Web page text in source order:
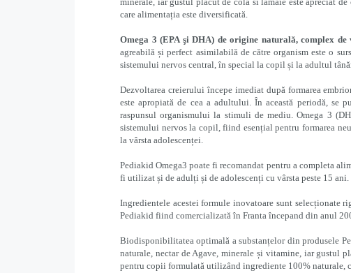
care alimentația este diversificată.
Omega 3 (EPA şi DHA) de origine naturală, complex
agreabilă și perfect asimilabilă de către organism este o
sistemului nervos central, în special la copil și la adultul
Dezvoltarea creierului începe imediat după formarea
este apropiată de cea a adultului. În această periodă, se
raspunsul organismului la stimuli de mediu. Omega 3
sistemului nervos la copil, fiind esențial pentru formarea
la vârsta adolescenței.
Pediakid Omega3 poate fi recomandat pentru a completa
fi utilizat și de adulți și de adolescenți cu vârsta peste 15 ani.
Ingredientele acestei formule inovatoare sunt selecționate
Pediakid fiind comercializată în Franta începand din anul
Biodisponibilitatea optimală a substanțelor din produsele
naturale, nectar de Agave, minerale și vitamine, iar gustul
pentru copii formulată utilizând ingrediente 100% naturale,